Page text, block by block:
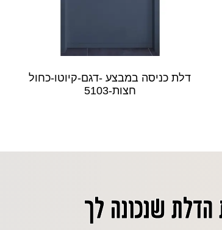
דלת כניסה במבצע -דגם-קיוטו-כחול
חצות-5103
שנכונה לך